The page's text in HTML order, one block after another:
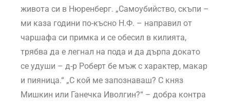
живота си в Нюренберг. „Самоубийство, скъпи –
ми каза години по-късно Н.Ф. – направил от
чаршафа си примка и се обесил в килията,
трябва да е легнал на пода и да дърпа докато
се удуши – д-р Роберт бе мъж с характер, макар
и пияница.“ „С кой ме запознаваш? С княз
Мишкин или Ганечка Иволгин?“ – добра контра